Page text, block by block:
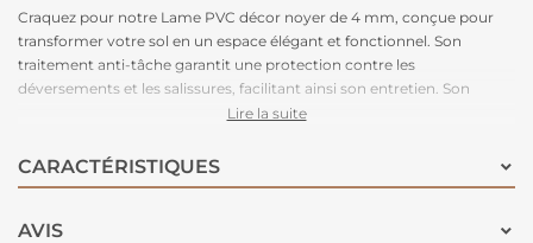
Craquez pour notre Lame PVC décor noyer de 4 mm, conçue pour
transformer votre sol en un espace élégant et fonctionnel. Son
traitement anti-tâche garantit une protection contre les
déversements et les salissures, facilitant ainsi son entretien. Son
épaisseur de 4mm et sa couche d'usure de 0.30 mm permettent une
Lire la suite
CARACTÉRISTIQUES
AVIS